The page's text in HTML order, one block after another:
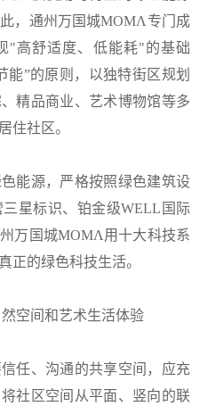
，通州万国城MOMΛ专门成
"高舒适度、低能耗"的基础
能”的原则，以独特街区规划
精品商业、艺术博物馆等多
住社区。
能源，严格按照绿色建筑设
星标识、铂金级WELL国际
万国城MOMΛ用十大科技系
正的绿色科技生活。
空间和艺术生活体验
任、沟通的共享空间，应充
社区空间从平面、竖向的联